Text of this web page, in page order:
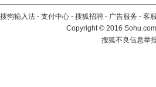
搜狗输入法 - 支付中心 - 搜狐招聘 - 广告服务 - 客
Copyright©2016
搜狐不良信息举